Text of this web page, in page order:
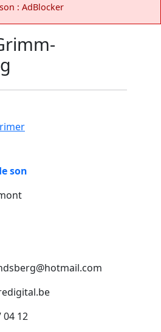
: AdBlocker
son
04 12